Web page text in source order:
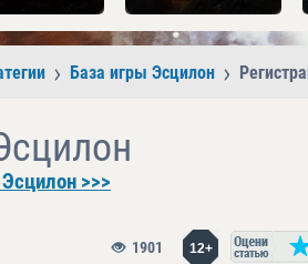
База игры Эсцилон
>>>
12+
1901